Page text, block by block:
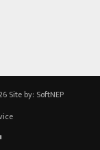
Site by: SoftNEP